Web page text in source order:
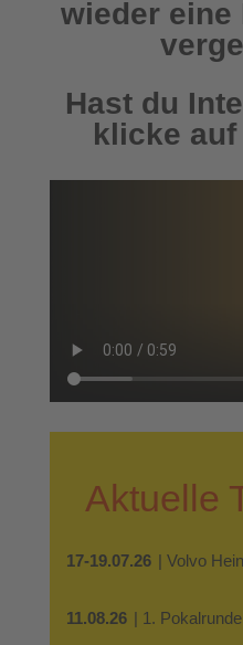
wieder eine
Hast du
klicke auf
Aktuelle
17-19.07.26 | Volvo
11.08.26 | 1.